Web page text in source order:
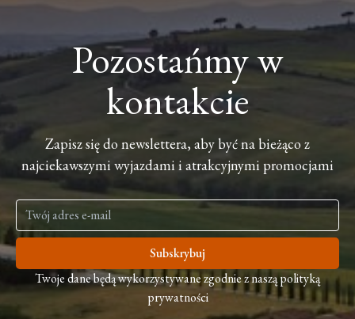
Pozostańmy w
kontakcie
Zapisz się do newslettera, aby być na bieżąco z
najciekawszymi wyjazdami i atrakcyjnymi promocjami
Subskrybuj
Twoje dane będą wykorzystywane zgodnie z naszą polityką
prywatności